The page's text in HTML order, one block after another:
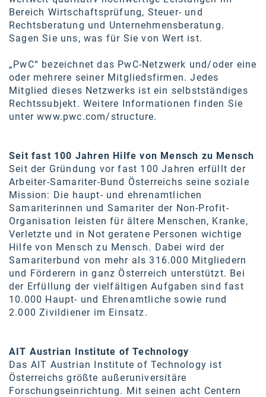
Bereich Wirtschaftsprüfung, Steuer- und
Rechtsberatung und Unternehmensberatung.
Sagen Sie uns, was für Sie von Wert ist.
„PwC“ bezeichnet das PwC-Netzwerk und/oder eine
oder mehrere seiner Mitgliedsfirmen. Jedes
Mitglied dieses Netzwerks ist ein selbstständiges
Rechtssubjekt. Weitere Informationen finden Sie
unterwww.pwc.com/structure.
Seit fast 100 Jahren Hilfe von Mensch zu Mensch
Seit der Gründung vor fast 100 Jahren erfüllt der
Arbeiter-Samariter-Bund Österreichs seine soziale
Mission: Die haupt- und ehrenamtlichen
Samariterinnen und Samariter der Non-Profit-
Organisation leisten für ältere Menschen, Kranke,
Verletzte und in Not geratene Personen wichtige
Hilfe von Mensch zu Mensch. Dabei wird der
Samariterbund von mehr als 316.000 Mitgliedern
und Förderern in ganz Österreich unterstützt. Bei
der Erfüllung der vielfältigen Aufgaben sind fast
10.000 Haupt- und Ehrenamtliche sowie rund
2.000 Zivildiener im Einsatz.
AIT Austrian Institute of Technology
Das AIT Austrian Institute of Technology ist
Österreichs größte außeruniversitäre
Forschungseinrichtung. Mit seinen acht Centern